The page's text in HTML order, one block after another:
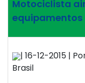
Motociclista
equipamentos
| 16-12-2015 |
Brasil